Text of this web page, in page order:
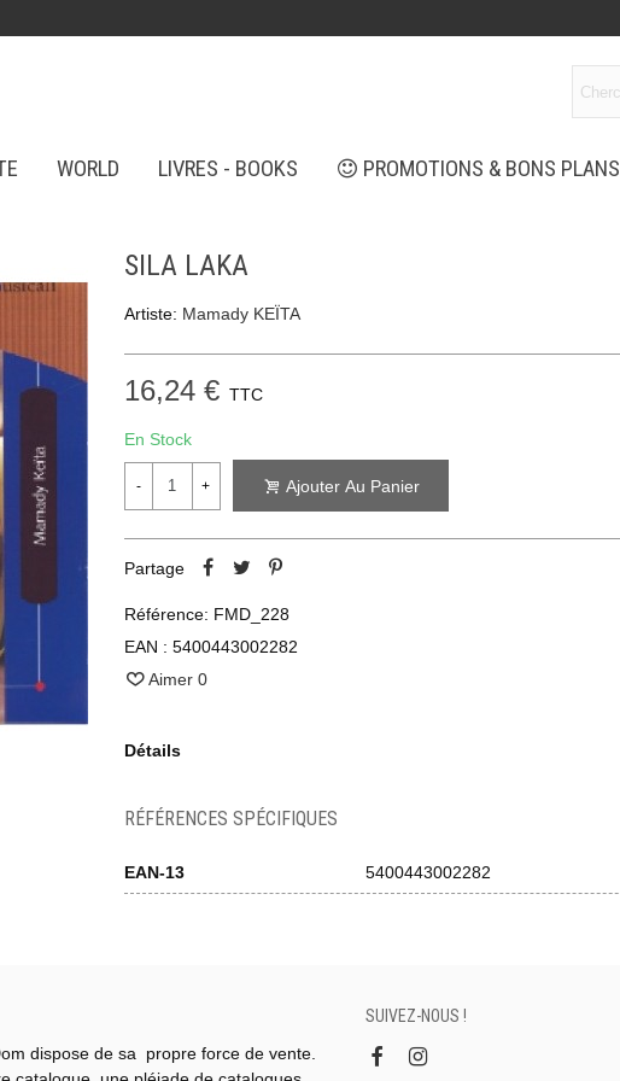
WORLD LIVRES - BOOKS PROMOTIONS & BONS PLANS
SILA LAKA
Artiste: Mamady KEÏTA
16,24 € TTC
En Stock
- + Ajouter Au Panier
Partage
Référence: FMD_228
EAN : 5400443002282
Aimer 0
Détails
RÉFÉRENCES SPÉCIFIQUES
EAN-13 5400443002282
dispose de sa propre force de vente.
SUIVEZ-NOUS !